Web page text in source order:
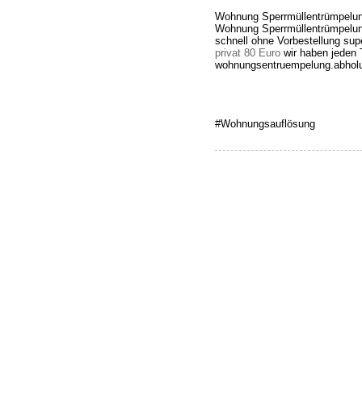
Wohnung
Wohnung
schnell ohne Vorbestellung
privat 80 Euro wir haben jeden
#Wohnungsauflösung